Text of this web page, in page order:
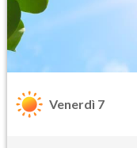
Venerdì 7